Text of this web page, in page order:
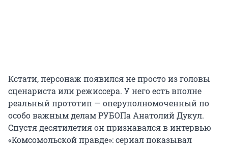
Кстати, персонаж появился не просто из головы
сценариста или режиссера. У него есть вполне
реальный прототип — оперуполномоченный по
особо важным делам РУБОПа Анатолий Дукул.
Спустя десятилетия он признавался в интервью
«Комсомольской правде»: сериал показывал